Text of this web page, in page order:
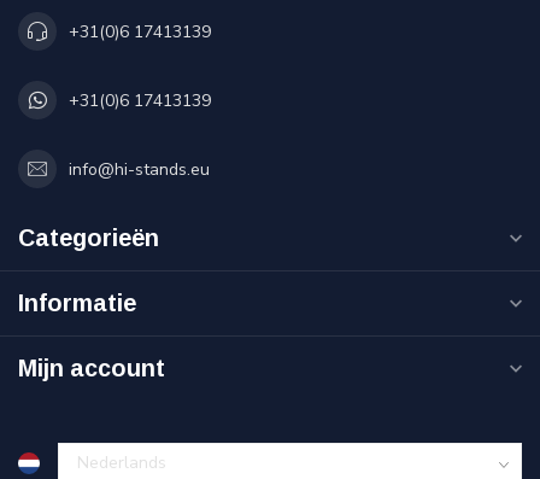
+31(0)6 17413139
+31(0)6 17413139
info@hi-stands.eu
Categorieën
Informatie
Mijn account